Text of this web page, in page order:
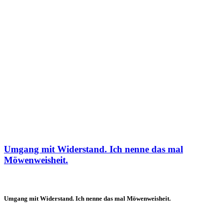
Umgang mit Widerstand. Ich nenne das mal
Möwenweisheit.
Umgang mit Widerstand. Ich nenne das mal Möwenweisheit.